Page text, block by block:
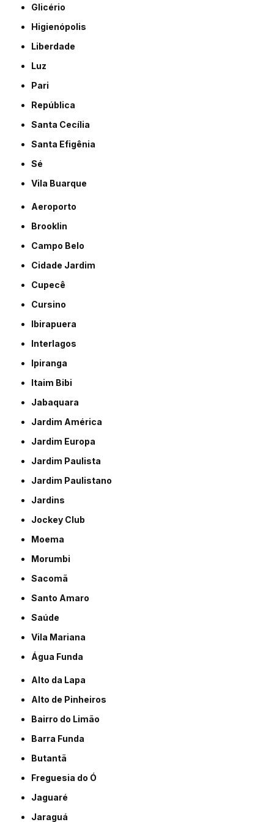
Glicério
Higienópolis
Liberdade
Luz
Pari
República
Santa Cecília
Santa Efigênia
Sé
Vila Buarque
Aeroporto
Brooklin
Campo Belo
Cidade Jardim
Cupecê
Cursino
Ibirapuera
Interlagos
Ipiranga
Itaim Bibi
Jabaquara
Jardim América
Jardim Europa
Jardim Paulista
Jardim Paulistano
Jardins
Jockey Club
Moema
Morumbi
Sacomã
Santo Amaro
Saúde
Vila Mariana
Água Funda
Alto da Lapa
Alto de Pinheiros
Bairro do Limão
Barra Funda
Butantã
Freguesia do Ó
Jaguaré
Jaraguá